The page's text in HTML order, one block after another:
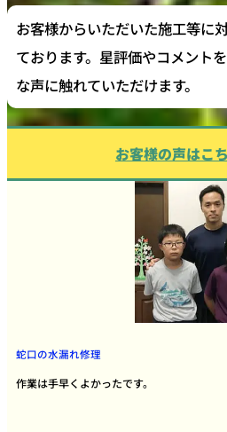
お客様からいただいた施工等に
ております。星評価やコメント
な声に触れていただけます。
お客様の声はこ
蛇口の水漏れ修理
作業は手早くよかったです。